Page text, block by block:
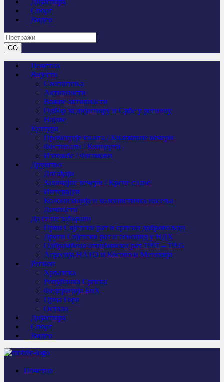
Дијаспора
Спорт
Видео
Почетна
Вијести
Саопштења
Активности
Важне активности
Одбор за дијаспору и Србе у региону
Најаве
Култура
Промоције књига / Књижевне вечери
Фестивали / Концерти
Изложбе / Филмови
Друштво
Догађаји
Завичајне вечери / Крсне славе
Интервјуи
Колонизација и колонистичка насеља
Личности
Да се не заборави
Први Свјeтски рат и српски добровољци
Други Свјетски рат и геноцид у НДХ
Одбрамбено отаџбински рат 1991 – 1995
Агресија НАТО и Косово и Метохија
Регион
Хрватска
Република Српска
Федерација БиХ
Црна Гора
Остало
Дијаспора
Спорт
Видео
Почетна